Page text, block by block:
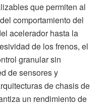
que permiten al
comportamiento del
acelerador hasta la
de los frenos, el
granular sin
de sensores y
de chasis de
un rendimiento de